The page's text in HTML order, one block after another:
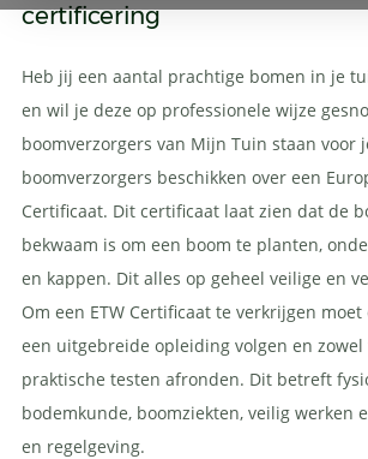
certificering
Heb jij een aantal prachtige bomen in je
en wil je deze op professionele wijze
boomverzorgers van Mijn Tuin staan voor
boomverzorgers beschikken over een
Certificaat. Dit certificaat laat zien dat de
bekwaam is om een boom te planten,
en kappen. Dit alles op geheel veilige en
Om een ETW Certificaat te verkrijgen
een uitgebreide opleiding volgen en
praktische testen afronden. Dit betreft
bodemkunde, boomziekten, veilig werken
en regelgeving.